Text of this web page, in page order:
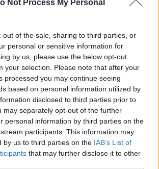
Not Process My Personal
out of the sale, sharing to third parties, or
personal or sensitive information for
by us, please use the below opt-out
your selection. Please note that after your
processed you may continue seeing
based on personal information utilized by
disclosed to third parties prior to
may separately opt-out of the further
personal information by third parties on the
participants. This information may
by us to third parties on the IAB’s List of
that may further disclose it to other